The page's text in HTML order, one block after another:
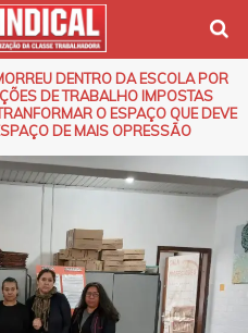
DENTRO DA ESCOLA POR
DE TRABALHO IMPOSTAS
O ESPAÇO QUE DEVE
DE MAIS OPRESSÃO